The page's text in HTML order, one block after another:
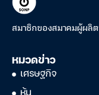
สมาชิกของสมาคมผู้ผลิ
หมวดข่าว
เศรษฐกิจ
หุ้น